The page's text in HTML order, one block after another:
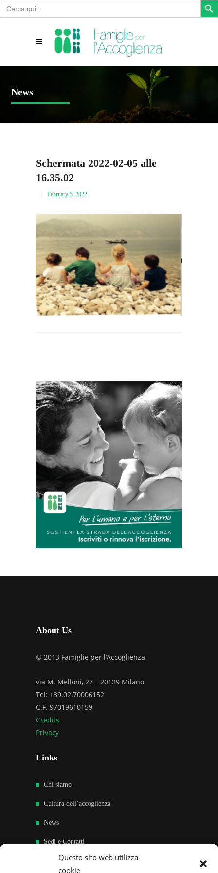
Questo sito web utilizza
cookie
Search
for:
News
Schermata 2022-02-05 alle
16.35.02
February 5, 2022
About Us
© 2013 Famiglie per l’Accoglienza
via M. Melloni, 27 – 20129 Milano
Tel: +39.02.70006152
C.F. 97019610159
Credits
Privacy
Links
Chi siamo
Cultura dell’accoglienza
News
Sedi e Contatti
Sostieni